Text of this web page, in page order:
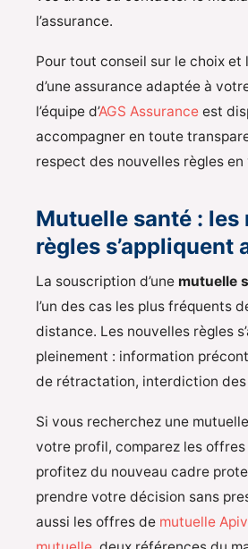
l’assurance.
Pour tout conseil sur le choix et
d’une assurance adaptée à
l’équipe d’AGS Assurance est
accompagner en toute
respect des nouvelles règles en
Mutuelle santé : les
règles s’appliquent
La souscription d’une mutuelle
l’un des cas les plus fréquents
distance. Les nouvelles règles
pleinement : information
de rétractation, interdiction
Si vous recherchez une
votre profil, comparez les offres
profitez du nouveau cadre
prendre votre décision sans
aussi les offres de mutuelle